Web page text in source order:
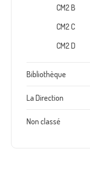
CM2 B
CM2 C
CM2 D
Bibliothèque
La Direction
Non classé